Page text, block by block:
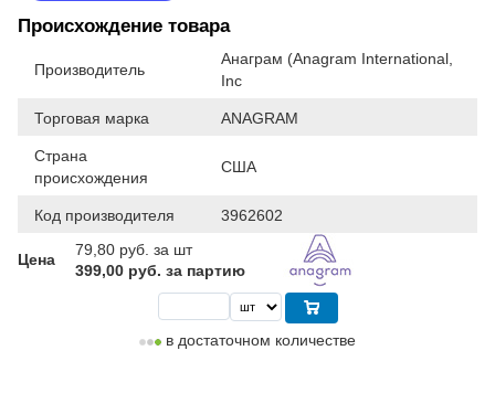
Происхождение товара
Производитель
Анаграм (Anagram International,
Inc
Торговая марка ANAGRAM
Страна
происхождения
США
Код производителя 3962602
Цена
79,80 руб. за шт
399,00 руб. за партию
в достаточном количестве